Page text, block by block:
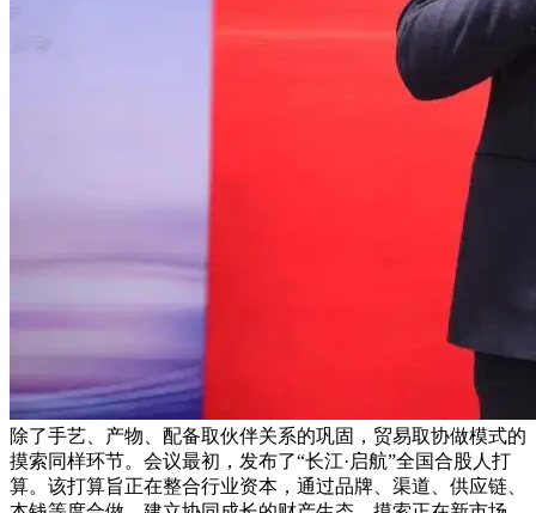
除了手艺、产物、配备取伙伴关系的巩固，贸易取协做模式的
摸索同样环节。会议最初，发布了“长江·启航”全国合股人打
算。该打算旨正在整合行业资本，通过品牌、渠道、供应链、